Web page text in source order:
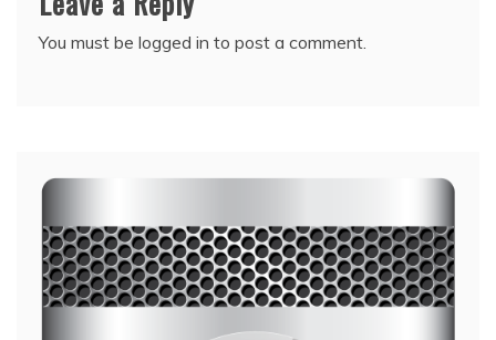
You must be logged in to post a comment.